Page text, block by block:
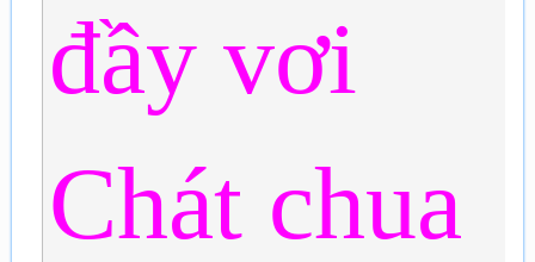
đầy vơi
Chát chua